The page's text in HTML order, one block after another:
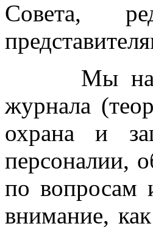
Совета,
Мы
журнала
охрана и
персоналии,
по вопросам
внимание,